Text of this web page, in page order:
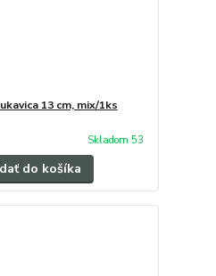
13 cm, mix/1ks
Skladom 53
do košíka